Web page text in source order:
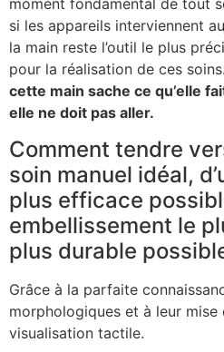
moment fondamental de tout
si les appareils interviennent
la main reste l’outil le plus
pour la réalisation de ces soins.
cette main sache ce qu’elle
elle ne doit pas aller.
Comment tendre
soin manuel idéal,
plus efficace
embellissement le
plus durable
Grâce à la parfaite
morphologiques et à leur mise
visualisation tactile.